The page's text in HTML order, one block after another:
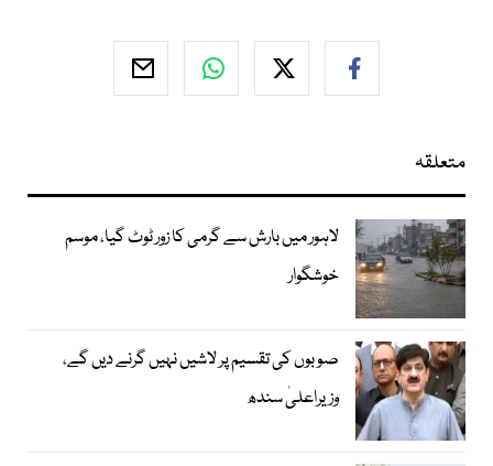
متعلقہ
لاہور میں بارش سے گرمی کا زور ٹوٹ گیا، موسم
خوشگوار
صوبوں کی تقسیم پر لاشیں نہیں گرنے دیں گے،
وزیراعلیٰ سندھ